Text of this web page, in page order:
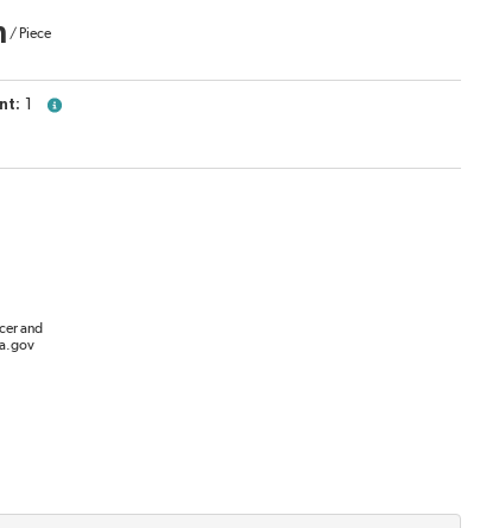
/ Piece
more info
and